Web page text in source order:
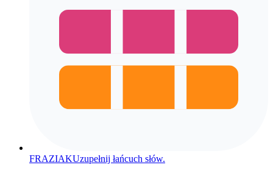
FRAZIAKUzupełnij łańcuch słów.